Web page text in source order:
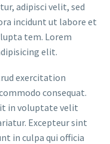
adipisci velit, sed
incidunt ut labore et
tem. Lorem
elit.
exercitation
consequat.
in voluptate velit
Excepteur sint
in culpa qui officia